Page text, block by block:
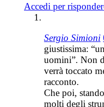
Accedi per
Sergio Simioni
giustissima:
uomini”. Non
verrà toccato
racconto.
Che poi,
molti degli